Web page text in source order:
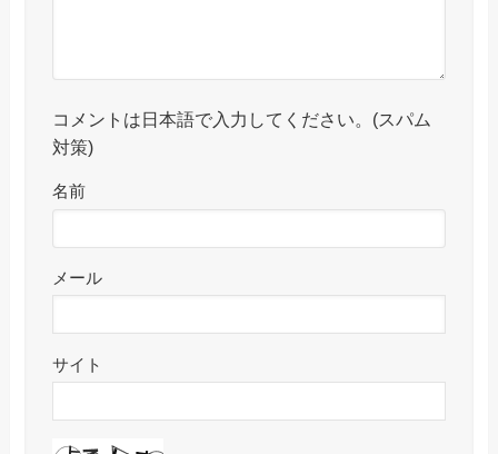
コメントは日本語で入力してください。(スパム
対策)
名前
メール
サイト